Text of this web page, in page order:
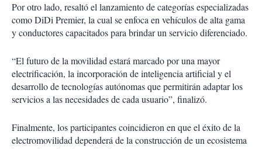
Por otro lado, resaltó el lanzamiento de categorías especializadas
como DiDi Premier, la cual se enfoca en vehículos de alta gama
y conductores capacitados para brindar un servicio diferenciado.
“El futuro de la movilidad estará marcado por una mayor
electrificación, la incorporación de inteligencia artificial y el
desarrollo de tecnologías autónomas que permitirán adaptar los
servicios a las necesidades de cada usuario”, finalizó.
Finalmente, los participantes coincidieron en que el éxito de la
electromovilidad dependerá de la construcción de un ecosistema